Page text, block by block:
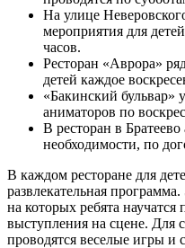
На улице
мероприятия для
часов.
Ресторан «Аврора»
детей каждое
«Бакинский бульвар»
аниматоров по
В ресторан в
необходимости, по
В каждом ресторане для
развлекательная
на которых ребята
выступления на сцене. Для
проводятся веселые игры и